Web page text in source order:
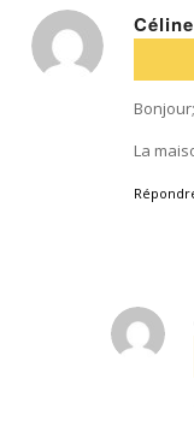
Céline
:
Bonjour;
La